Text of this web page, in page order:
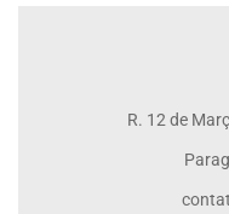
R. 12 de